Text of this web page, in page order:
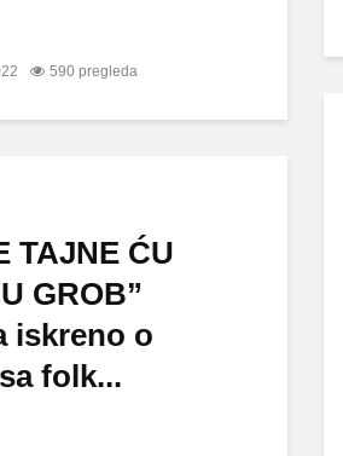
590 pregleda
TAJNE ĆU
GROB”
iskreno o
folk...